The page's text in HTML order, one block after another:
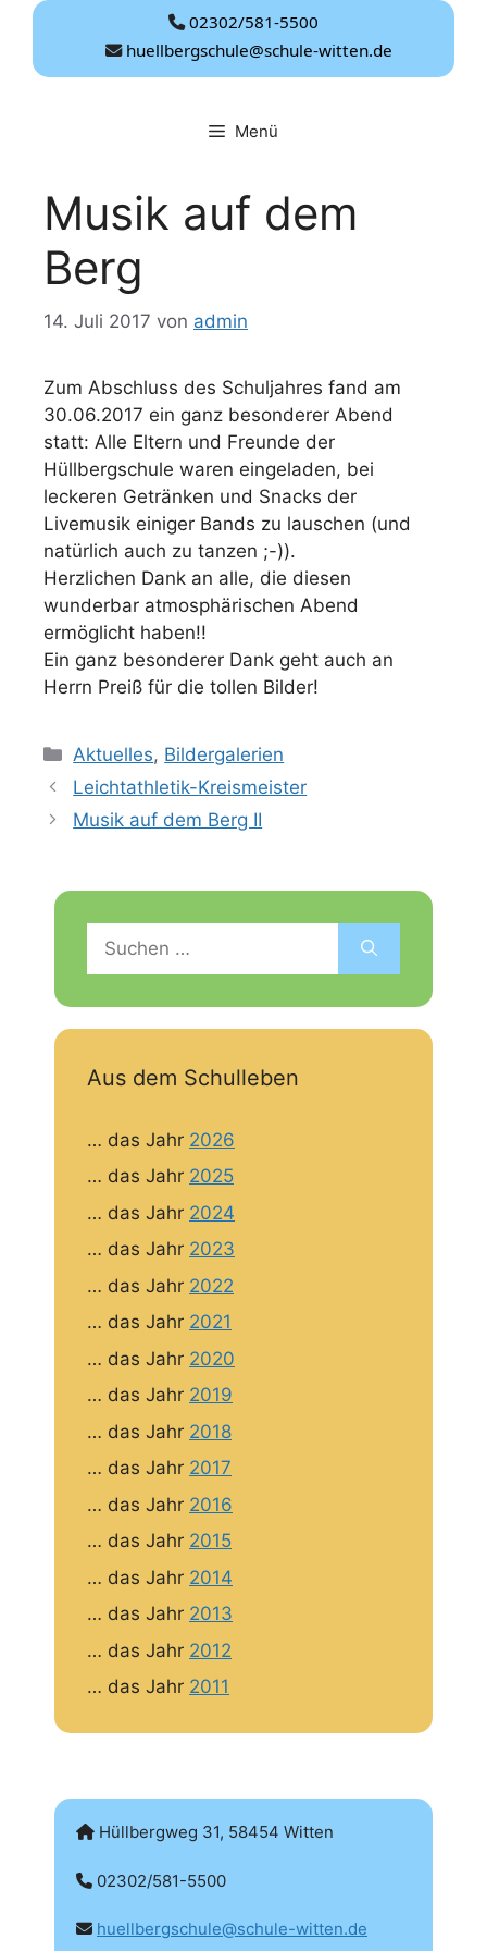
Zum
springen
02302/581-5500
huellbergschule@schule-witten.de
Menü
Musik auf dem
Berg
14. Juli 2017 von admin
Zum Abschluss des Schuljahres fand am
30.06.2017 ein ganz besonderer Abend
statt: Alle Eltern und Freunde der
Hüllbergschule waren eingeladen, bei
leckeren Getränken und Snacks der
Livemusik einiger Bands zu lauschen (und
natürlich auch zu tanzen ;-)).
Herzlichen Dank an alle, die diesen
wunderbar atmosphärischen Abend
ermöglicht haben!!
Ein ganz besonderer Dank geht auch an
Herrn Preiß für die tollen Bilder!
Kategorien
Aktuelles, Bildergalerien
Leichtathletik-Kreismeister
Musik auf dem Berg II
nach:
Aus dem Schulleben
… das Jahr 2026
… das Jahr 2025
… das Jahr 2024
… das Jahr 2023
… das Jahr 2022
… das Jahr 2021
… das Jahr 2020
… das Jahr 2019
… das Jahr 2018
… das Jahr 2017
… das Jahr 2016
… das Jahr 2015
… das Jahr 2014
… das Jahr 2013
… das Jahr 2012
… das Jahr 2011
Hüllbergweg 31, 58454 Witten
02302/581-5500
huellbergschule@schule-witten.de